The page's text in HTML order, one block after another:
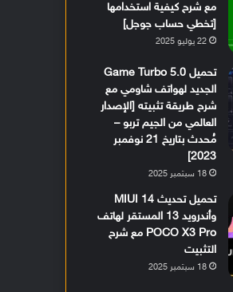
مع شرح كيفية استخدامها
[تخطي حساب جوجل]
22 يوليو 2025
تحميل Game Turbo 5.0
الجديد لهواتف شاومي مع
شرح طريقة تثبيته [الإصدار
العالمي من الجيم تربو –
مُحدث بتاريخ 21 نوفمبر
2023]
18 سبتمبر 2025
تحميل تحديث MIUI 14
وأندرويد 13 المستقر لهاتف
POCO X3 Pro مع شرح
التثبيت
18 سبتمبر 2025